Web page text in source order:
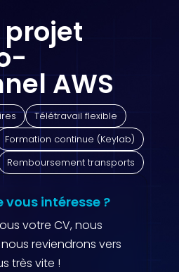
AWS
Télétravail flexible
Formation continue (Keylab)
Remboursement transports
vous intéresse ?
votre CV, nous
reviendrons vers
très vite !